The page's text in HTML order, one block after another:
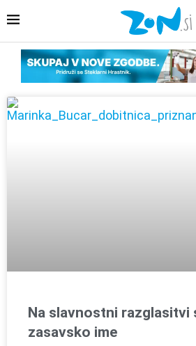
Na slavnostni razglasitvi
zasavsko ime